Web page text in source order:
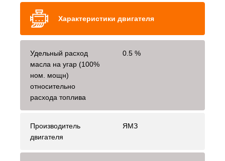
Характеристики двигателя
Удельный расход
масла на угар (100%
ном. мощн)
относительно
расхода топлива
0.5 %
Производитель
двигателя
ЯМЗ